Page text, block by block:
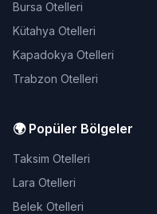
Bursa Otelleri
Kütahya Otelleri
Kapadokya Otelleri
Trabzon Otelleri
🌍 Popüler Bölgeler
Taksim Otelleri
Lara Otelleri
Belek Otelleri